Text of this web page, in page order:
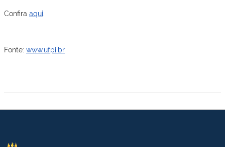
Confira aqui
Fonte: www.ufpi.br